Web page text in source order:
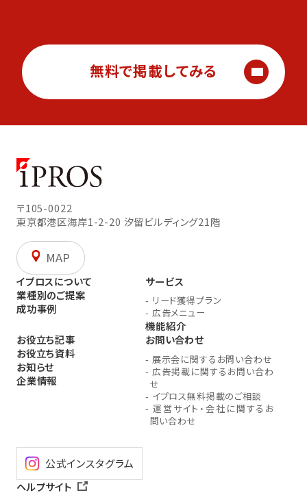
無料で掲載してみる
〒105-0022
東京都港区海岸1-2-20 汐留ビルディング21階
MAP
イプロスについて
業種別のご提案
成功事例
サービス
- リード獲得プラン
- 広告メニュー
機能紹介
お役立ち記事
お役立ち資料
お知らせ
企業情報
お問い合わせ
- 展示会に関するお問い合わせ
- 広告掲載に関するお問い合わ
せ
- イプロス無料掲載のご相談
- 運営サイト・会社に関するお
問い合わせ
公式インスタグラム
ヘルプサイト